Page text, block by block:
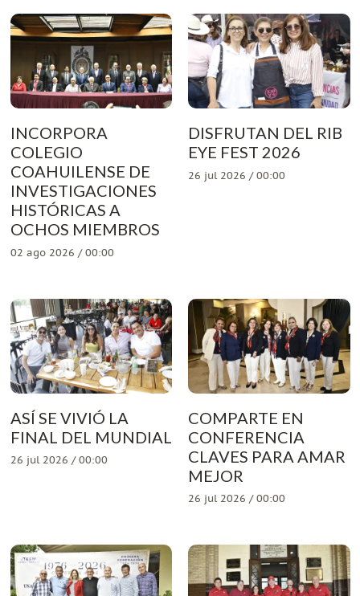
INCORPORA
COLEGIO
COAHUILENSE DE
INVESTIGACIONES
HISTÓRICAS A
OCHOS MIEMBROS
02 ago 2026 / 00:00
DISFRUTAN DEL RIB
EYE FEST 2026
26 jul 2026 / 00:00
ASÍ SE VIVIÓ LA
FINAL DEL MUNDIAL
26 jul 2026 / 00:00
COMPARTE EN
CONFERENCIA
CLAVES PARA AMAR
MEJOR
26 jul 2026 / 00:00